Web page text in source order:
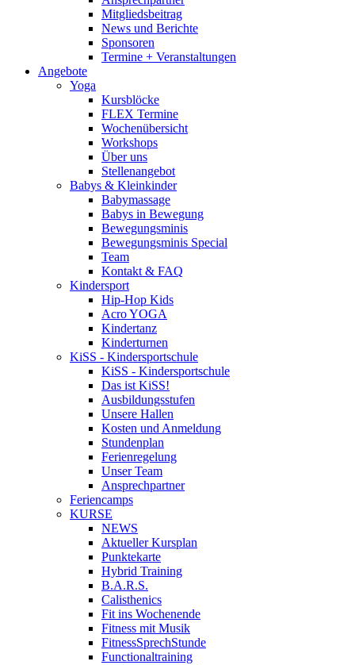
Mitgliedsbeitrag
News und Berichte
Sponsoren
Termine + Veranstaltungen
Angebote
Yoga
Kursblöcke
FLEX Termine
Wochenübersicht
Workshops
Über uns
Stellenangebot
Babys & Kleinkinder
Babymassage
Babys in Bewegung
Bewegungsminis
Bewegungsminis Special
Team
Kontakt & FAQ
Kindersport
Hip-Hop Kids
Acro YOGA
Kindertanz
Kinderturnen
KiSS - Kindersportschule
KiSS - Kindersportschule
Das ist KiSS!
Ausbildungsstufen
Unsere Hallen
Kosten und Anmeldung
Stundenplan
Ferienregelung
Unser Team
Ansprechpartner
Feriencamps
KURSE
NEWS
Aktueller Kursplan
Punktekarte
Hybrid Training
B.A.R.S.
Calisthenics
Fit ins Wochenende
Fitness mit Musik
FitnessSprechStunde
Functionaltraining